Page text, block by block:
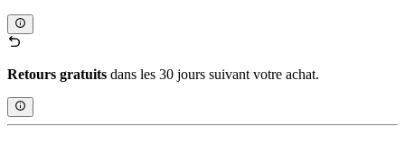
Retours gratuits dans les 30 jours suivant votre achat.